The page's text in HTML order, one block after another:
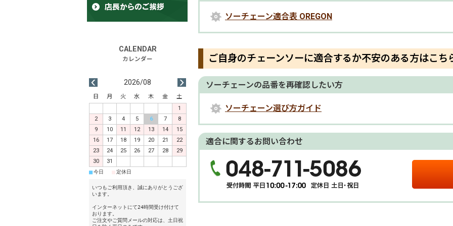
ソーチェーン適合表 OREGON
ご自身のチェーンソーに適合するか不安のある方はこち
ソーチェーンの品番を再確認したい方
ソーチェーン選び方ガイド
適合に関するお問い合わせ
2026/08
日 月 火 水 木 金
土
1
2
3 4 5 6 7
8
9
10 11 12 13 14
15
16
17 18 19 20 21
22
23
24 25 26 27 28
29
30
31
■今日 定休日
いつもご利用頂き、誠にありがとうござ
います。
インターネットにて24時間受け付けて
おります。
ご注文やご質問メールの対応は、土日祝